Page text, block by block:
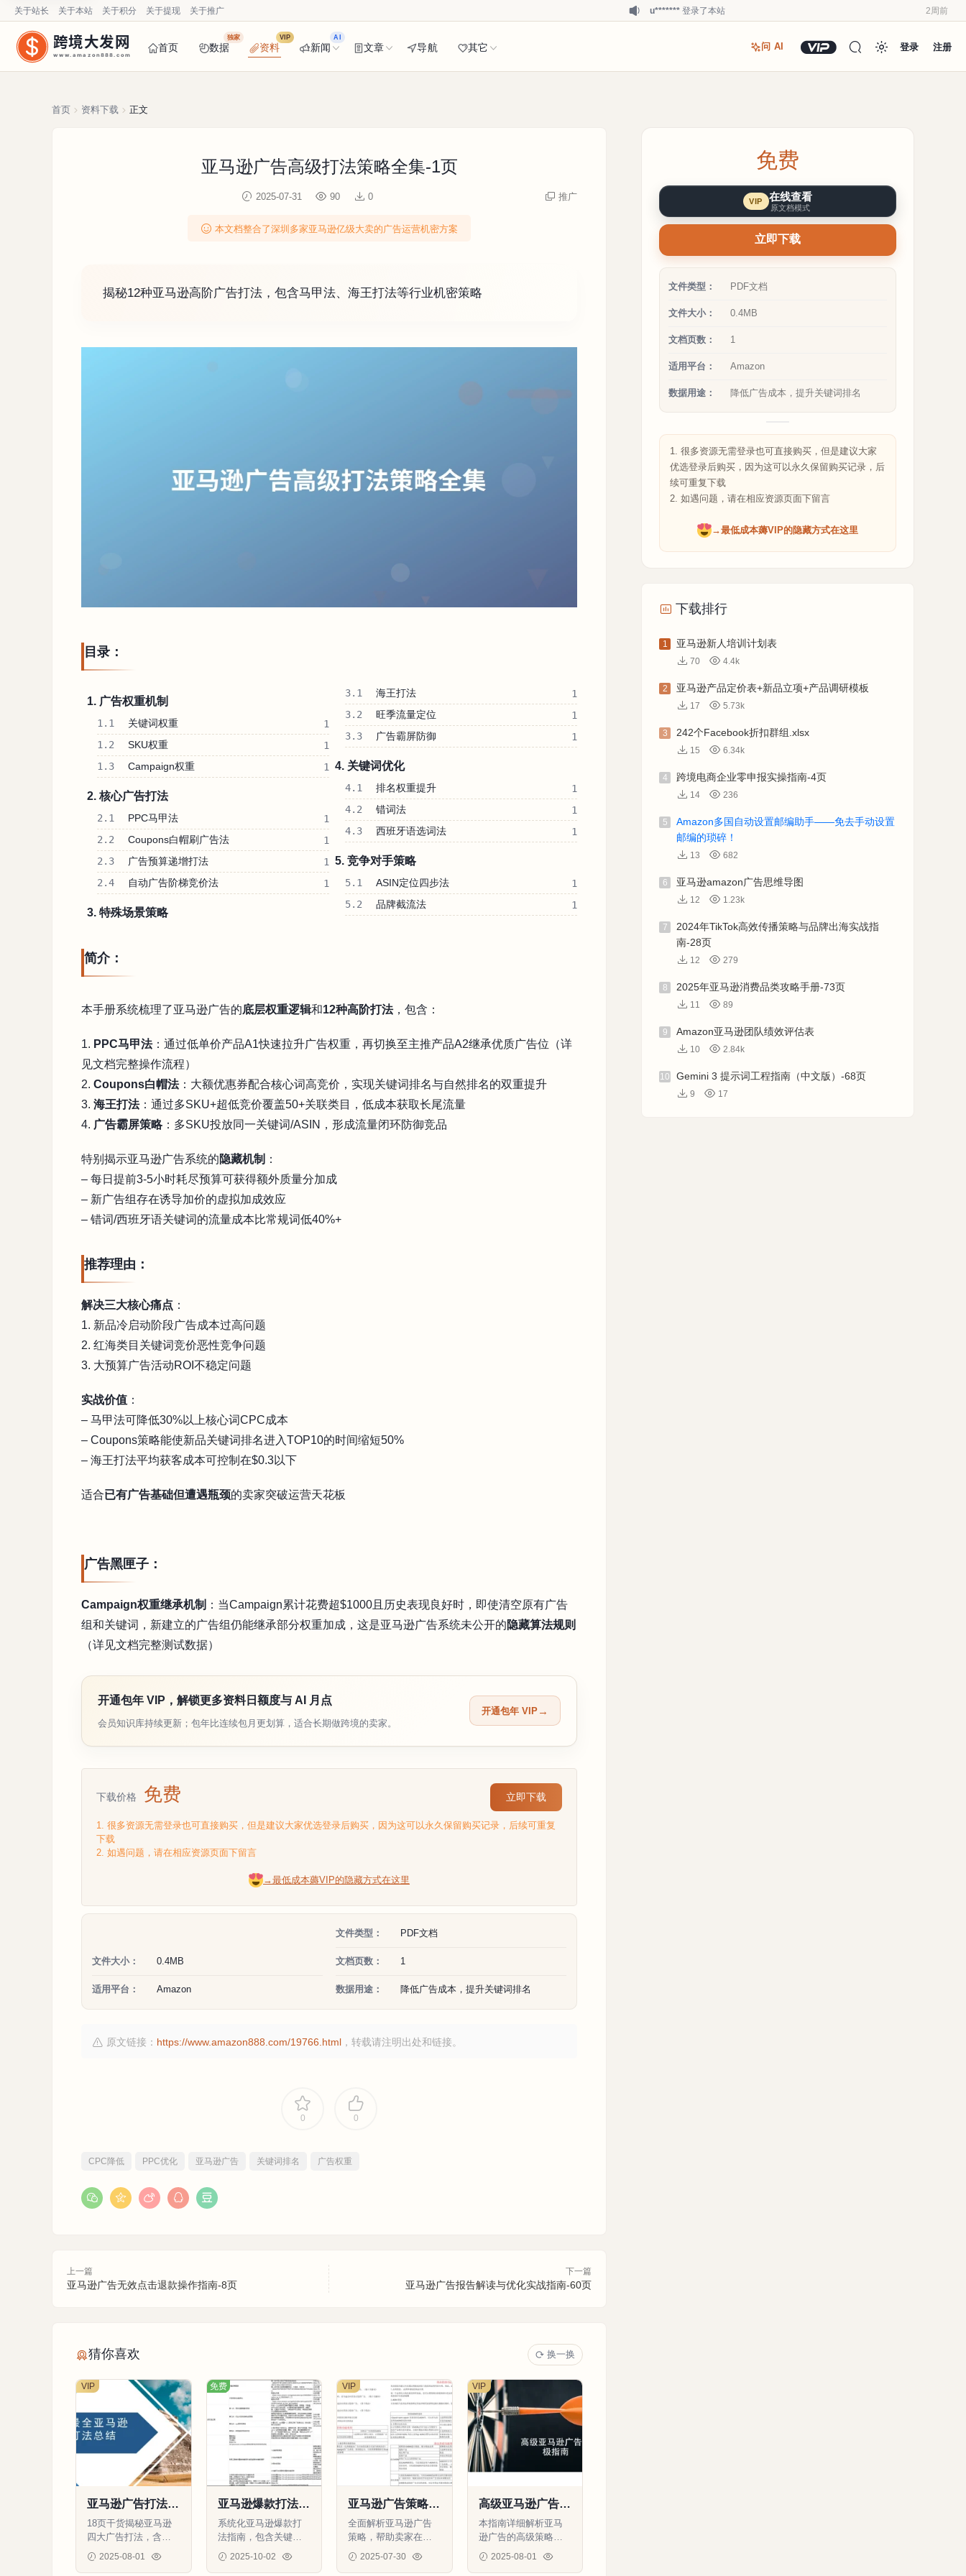
跨境大发网
www.amazon888.com
首页 数据
独家
资料
VIP
新闻
AI
文章 导航 其它 问 AI 登录 注册
关于站长 关于本站 关于积分 关于提现 关于推广 u******* 登录了本站 2周前
2周前
Y****6签到打卡，获得0.1发财币奖励
首页 资料下载 正文
亚马逊广告高级打法策略全集-1页
2025-07-31 90 0 推广
本文档整合了深圳多家亚马逊亿级大卖的广告运营机密方案
揭秘12种亚马逊高阶广告打法，包含马甲法、海王打法等行业机密策略
目录：
1. 广告权重机制
1.1 关键词权重
1
1.2
SKU权重
1
1.3
Campaign权重 1
2. 核心广告打法
2.1 PPC马甲法
1
2.2
Coupons白帽刷广告法
1
2.3
广告预算递增打法
1
2.4
自动广告阶梯竞价法 1
3. 特殊场景策略
3.1 海王打法
1
3.2
旺季流量定位
1
3.3
广告霸屏防御 1
4. 关键词优化
4.1 排名权重提升
1
4.2
错词法
1
4.3
西班牙语选词法 1
5. 竞争对手策略
5.1 ASIN定位四步法
1
5.2
品牌截流法 1
简介：
本手册系统梳理了亚马逊广告的底层权重逻辑和12种高阶打法，包含：
1. PPC马甲法：通过低单价产品A1快速拉升广告权重，再切换至主推产品A2继承优质广告位（详
见文档完整操作流程）
2. Coupons白帽法：大额优惠券配合核心词高竞价，实现关键词排名与自然排名的双重提升
3. 海王打法：通过多SKU+超低竞价覆盖50+关联类目，低成本获取长尾流量
4. 广告霸屏策略：多SKU投放同一关键词/ASIN，形成流量闭环防御竞品
特别揭示亚马逊广告系统的隐藏机制 ：
– 每日提前3-5小时耗尽预算可获得额外质量分加成
– 新广告组存在诱导加价的虚拟加成效应
– 错词/西班牙语关键词的流量成本比常规词低40%+
推荐理由：
解决三大核心痛点 ：
1. 新品冷启动阶段广告成本过高问题
2. 红海类目关键词竞价恶性竞争问题
3. 大预算广告活动ROI不稳定问题
实战价值 ：
– 马甲法可降低30%以上核心词CPC成本
– Coupons策略能使新品关键词排名进入TOP10的时间缩短50%
– 海王打法平均获客成本可控制在$0.3以下
适合已有广告基础但遭遇瓶颈的卖家突破运营天花板
广告黑匣子：
Campaign权重继承机制 ：当Campaign累计花费超$1000且历史表现良好时，即使清空原有广告
组和关键词，新建立的广告组仍能继承部分权重加成，这是亚马逊广告系统未公开的隐藏算法规则
（详见文档完整测试数据）
开通包年 VIP，解锁更多资料日额度与 AI 月点
会员知识库持续更新；包年比连续包月更划算，适合长期做跨境的卖家。
开通包年 VIP
下载价格 免费 立即下载
1. 很多资源无需登录也可直接购买，但是建议大家优选登录后购买，因为这可以永久保留购买记录，后续可重复
下载
2. 如遇问题，请在相应资源页面下留言
→最低成本薅VIP的隐藏方式在这里
文件类型： PDF文档
文件大小： 0.4MB 文档页数： 1
适用平台： Amazon 数据用途： 降低广告成本，提升关键词排名
原文链接： https://www.amazon888.com/19766.html ，转载请注明出处和链接。
0 0
CPC降低 PPC优化 亚马逊广告 关键词排名 广告权重
上一篇
亚马逊广告无效点击退款操作指南-8页
下一篇
亚马逊广告报告解读与优化实战指南-60页
猜你喜欢 换一换
亚马逊广告打法全
攻略-18页
18页干货揭秘亚马逊
四大广告打法，含首
行首页300%加成秘籍
和预算超支权重算法
2025-08-01
VIP
亚马逊爆款打法策
略指南-19行-1个
子表
系统化亚马逊爆款打
法指南，包含关键词
策略、CPC成本计算
公式和动态调价方
2025-10-02
免费
亚马逊广告策略全
指南-265行-6个子
表
全面解析亚马逊广告
策略，帮助卖家在不
同阶段实现广告目
标，提高广告效果和R
2025-07-30
VIP
高级亚马逊广告策
略终极指南-9页
本指南详细解析亚马
逊广告的高级策略，
帮助卖家优化广告效
果，提升品牌曝光和
2025-08-01
VIP
免费
VIP 在线查看
原文档模式
立即下载
文件类型： PDF文档
文件大小： 0.4MB
文档页数： 1
适用平台： Amazon
数据用途： 降低广告成本，提升关键词排名
1. 很多资源无需登录也可直接购买，但是建议大家
优选登录后购买，因为这可以永久保留购买记录，后
续可重复下载
2. 如遇问题，请在相应资源页面下留言
→最低成本薅VIP的隐藏方式在这里
下载排行
1 亚马逊新人培训计划表
70 4.4k
2 亚马逊产品定价表+新品立项+产品调研模板
17 5.73k
3 242个Facebook折扣群组.xlsx
15 6.34k
4 跨境电商企业零申报实操指南-4页
14 236
5
Amazon多国自动设置邮编助手——免去手动设置
邮编的琐碎！
13 682
6 亚马逊amazon广告思维导图
12 1.23k
7
2024年TikTok高效传播策略与品牌出海实战指
南-28页
12 279
8 2025年亚马逊消费品类攻略手册-73页
11 89
9 Amazon亚马逊团队绩效评估表
10 2.84k
10 Gemini 3 提示词工程指南（中文版）-68页
9 17